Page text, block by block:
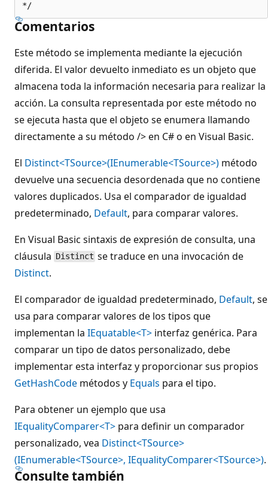
Comentarios
Este método se implementa mediante la ejecución
diferida. El valor devuelto inmediato es un objeto que
almacena toda la información necesaria para realizar la
acción. La consulta representada por este método no
se ejecuta hasta que el objeto se enumera llamando
directamente a su método />en C# o en Visual Basic.
El Distinct<TSource>(IEnumerable<TSource>) método
devuelve una secuencia desordenada que no contiene
valores duplicados. Usa el comparador de igualdad
predeterminado, Default, para comparar valores.
En Visual Basic sintaxis de expresión de consulta, una
cláusula Distinct se traduce en una invocación de
Distinct.
El comparador de igualdad predeterminado, Default, se
usa para comparar valores de los tipos que
implementan la IEquatable<T> interfaz genérica. Para
comparar un tipo de datos personalizado, debe
implementar esta interfaz y proporcionar sus propios
GetHashCode métodos y Equals para el tipo.
Para obtener un ejemplo que usa
IEqualityComparer<T> para definir un comparador
personalizado, vea Distinct<TSource>
(IEnumerable<TSource>, IEqualityComparer<TSource>).
Consulte también